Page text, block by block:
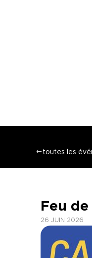
toutes les
Feu
26 JUIN 2026